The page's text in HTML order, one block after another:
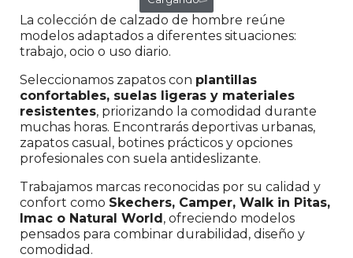
La colección de calzado de hombre reúne
modelos adaptados a diferentes situaciones:
trabajo, ocio o uso diario.
Seleccionamos zapatos con plantillas
confortables, suelas ligeras y materiales
resistentes, priorizando la comodidad durante
muchas horas. Encontrarás deportivas urbanas,
zapatos casual, botines prácticos y opciones
profesionales con suela antideslizante.
Trabajamos marcas reconocidas por su calidad y
confort como Skechers, Camper, Walk in Pitas,
Imac o Natural World, ofreciendo modelos
pensados para combinar durabilidad, diseño y
comodidad.